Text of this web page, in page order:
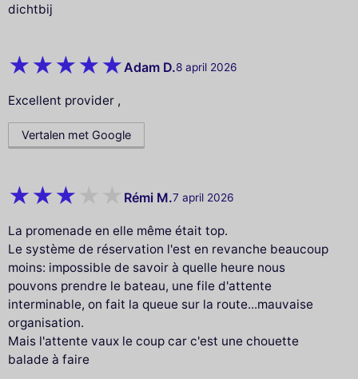
dichtbij
Adam D.8 april 2026
Excellent provider ,
Vertalen met Google
Rémi M.7 april 2026
La promenade en elle même était top.
Le système de réservation l'est en revanche beaucoup
moins: impossible de savoir à quelle heure nous
pouvons prendre le bateau, une file d'attente
interminable, on fait la queue sur la route...mauvaise
organisation.
Mais l'attente vaux le coup car c'est une chouette
balade à faire